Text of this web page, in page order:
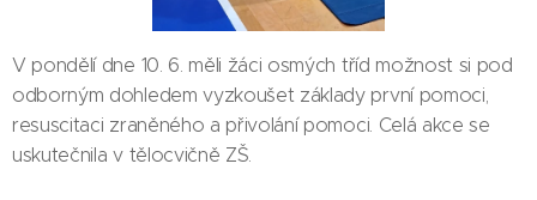
V pondělí dne 10. 6. měli žáci osmých tříd možnost si pod
odborným dohledem vyzkoušet základy první pomoci,
resuscitaci zraněného a přivolání pomoci. Celá akce se
uskutečnila v tělocvičně ZŠ.